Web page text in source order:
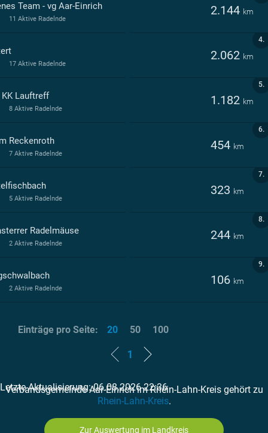
Team - vg Aar-Einrich 2.144 km
11 Aktive Radelnde
4.
2.062 km
17 Aktive Radelnde
5.
KK Lauftreff 1.182 km
8 Aktive Radelnde
6.
Reckenroth 454 km
7 Aktive Radelnde
7.
323 km
5 Aktive Radelnde
8.
Radelmäuse 244 km
2 Aktive Radelnde
9.
106 km
2 Aktive Radelnde
1
Letzte Aktualisierung: 06.08.2026 22:36
Einträge pro Seite: 20 50 100
Verbandsgemeinde Aar-Einrich im Rhein-Lahn-Kreis gehört zu
Rhein-Lahn-Kreis.
Zur Auswertung im Landkreis